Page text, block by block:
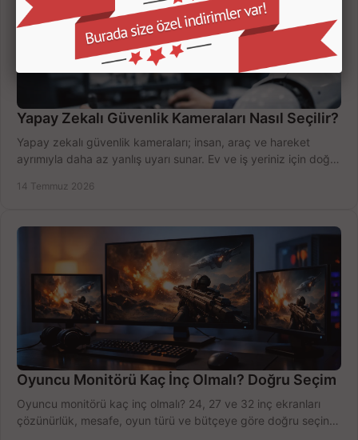
Yapay Zekalı Güvenlik Kameraları Nasıl Seçilir?
Yapay zekalı güvenlik kameraları; insan, araç ve hareket
ayrımıyla daha az yanlış uyarı sunar. Ev ve iş yeriniz için doğru
14 Temmuz 2026
Oyuncu Monitörü Kaç İnç Olmalı? Doğru Seçim
Oyuncu monitörü kaç inç olmalı? 24, 27 ve 32 inç ekranları
çözünürlük, mesafe, oyun türü ve bütçeye göre doğru seçin,